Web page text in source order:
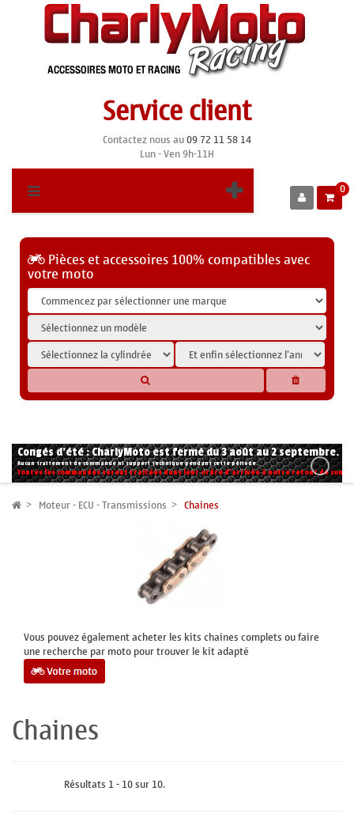
Service client
Contactez nous au09 72 11 58 14
Lun - Ven 9h-11H
0
Pièces et accessoires 100% compatibles avec
votre moto
Congés d'été : CharlyMoto est fermé du 3 août au 2 septembre.
Aucun traitement de commande ni support technique pendant cette période.
Toutes les commandes seront traitées dans leur ordre d'arrivée à notre retour de
Moteur - ECU - Transmissions Chaines
Vous pouvez également acheter les kits chaines complets ou faire
une recherche par moto pour trouver le kit adapté
Chaines
Résultats 1 - 10 sur 10.